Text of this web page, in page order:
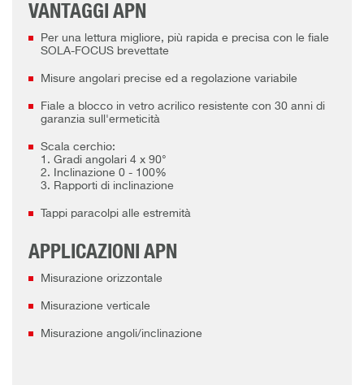
VANTAGGI APN
Per una lettura migliore, più rapida e precisa con le fiale
SOLA-FOCUS brevettate
Misure angolari precise ed a regolazione variabile
Fiale a blocco in vetro acrilico resistente con 30 anni di
garanzia sull'ermeticità
Scala cerchio:
1. Gradi angolari 4 x 90°
2. Inclinazione 0 - 100%
3. Rapporti di inclinazione
Tappi paracolpi alle estremità
APPLICAZIONI APN
Misurazione orizzontale
Misurazione verticale
Misurazione angoli/inclinazione